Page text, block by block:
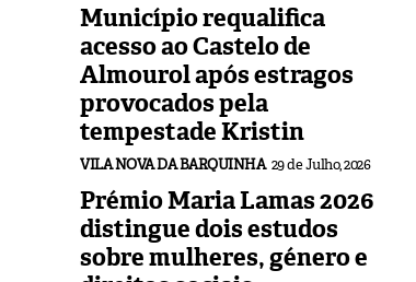
Município requalifica
acesso ao Castelo de
Almourol após estragos
provocados pela
tempestade Kristin
VILA NOVA DA BARQUINHA 29 de Julho, 2026
Prémio Maria Lamas 2026
distingue dois estudos
sobre mulheres, género e